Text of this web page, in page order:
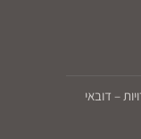
– דובאי